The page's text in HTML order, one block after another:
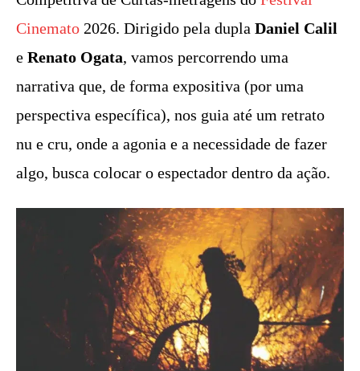
Cinemato 2026. Dirigido pela dupla Daniel Calil
e Renato Ogata, vamos percorrendo uma
narrativa que, de forma expositiva (por uma
perspectiva específica), nos guia até um retrato
nu e cru, onde a agonia e a necessidade de fazer
algo, busca colocar o espectador dentro da ação.